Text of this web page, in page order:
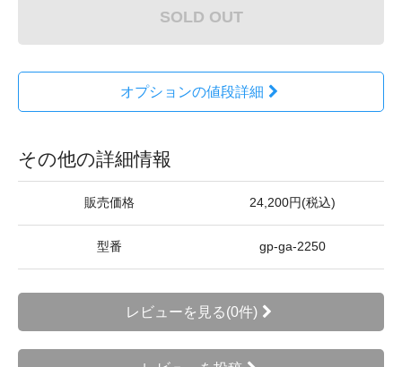
SOLD OUT
オプションの値段詳細
その他の詳細情報
販売価格 24,200円(税込)
型番 gp-ga-2250
レビューを見る(0件)